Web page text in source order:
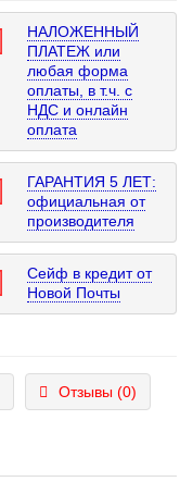
НАЛОЖЕННЫЙ
ПЛАТЕЖ или
любая форма
оплаты, в т.ч. с
НДС и онлайн
оплата
ГАРАНТИЯ 5 ЛЕТ:
официальная от
производителя
Сейф в кредит от
Новой Почты
Отзывы (0)